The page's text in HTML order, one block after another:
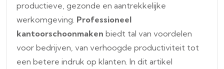
productieve, gezonde en aantrekkelijke
werkomgeving. Professioneel
kantoorschoonmaken biedt tal van voordelen
voor bedrijven, van verhoogde productiviteit tot
een betere indruk op klanten. In dit artikel